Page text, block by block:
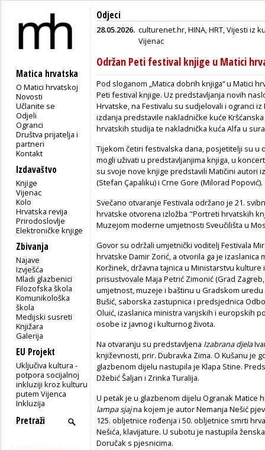
Matica hrvatska
O Matici hrvatskoj
Novosti
Učlanite se
Odjeli
Ogranci
Društva prijatelja i
partneri
Kontakt
Izdavaštvo
Knjige
Vijenac
Kolo
Hrvatska revija
Prirodoslovlje
Elektroničke knjige
Zbivanja
Najave
Izvješća
Mladi glazbenici
Filozofska škola
Komunikološka
škola
Medijski susreti
Knjižara
Galerija
EU Projekt
Uključiva kultura -
potpora socijalnoj
inkluziji kroz kulturu
putem Vijenca
Inkluzija
Odjeci
28.05.2026. culturenet.hr,HINA,HRT, Vijesti iz
Vijenac
Održan Peti festival knjige u Matici
Pod sloganom „Matica dobrih knjiga“ u Matici
Peti festival knjige. Uz predstavljanja novih
Hrvatske, na Festivalu su sudjelovali i ogranci
izdanja predstavile nakladničke kuće
hrvatskih studija te nakladnička kuća Alfa u
Tijekom četiri festivalska dana, posjetitelji su u
mogli uživati u predstavljanjima knjiga, u
su svoje nove knjige predstavili Matičini autori
(Stefan Çapaliku) i Crne Gore (Milorad Popović).
Svečano otvaranje Festivala održano je 21.
hrvatske otvorena izložba "Portreti hrvatskih
Muzejom moderne umjetnosti Sveučilišta u
Govor su održali umjetnički voditelj Festivala
hrvatske Damir Zorić, a otvorila ga je
Koržinek, državna tajnica u Ministarstvu kulture
prisustvovale Maja Petrić Zimonić (Grad
umjetnost, muzeje i baštinu u Gradskom
Bušić, saborska zastupnica i predsjednica
Oluić, izaslanica ministra vanjskih i europskih
osobe iz javnog i kulturnog života.
Na otvaranju su predstavljena Izabrana djela
književnosti, prir. Dubravka Zima. O Kušanu je
glazbenom dijelu nastupila je Klapa Stine.
Džebić Šaljan i Zrinka Turalija.
U petak je u glazbenom dijelu Ogranak Matice
lampa sjajna kojem je autor Nemanja Nešić
125. obljetnice rođenja i 50. obljetnice smrti
Nešića, klavijature. U subotu je nastupila
Doručak s pjesnicima.